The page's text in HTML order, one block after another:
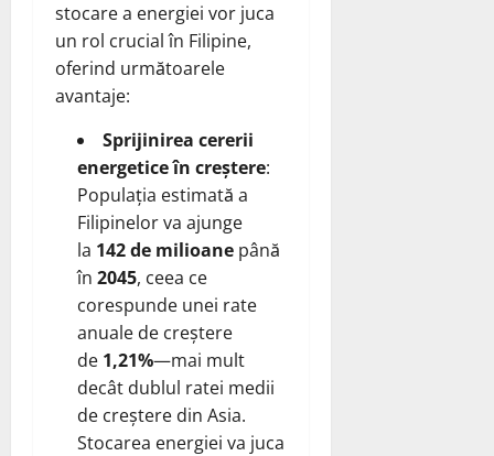
stocare a energiei vor juca
un rol crucial în Filipine,
oferind următoarele
avantaje:
Sprijinirea cererii
energetice în creștere:
Populația estimată a
Filipinelor va ajunge
la 142 de milioane până
în 2045, ceea ce
corespunde unei rate
anuale de creștere
de 1,21%—mai mult
decât dublul ratei medii
de creștere din Asia.
Stocarea energiei va juca